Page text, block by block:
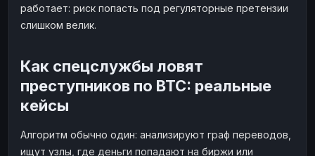
работает: риск попасть под регуляторные претензии
слишком велик.
Как спецслужбы ловят
преступников по BTC: реальные
кейсы
Алгоритм обычно один: анализируют граф переводов,
ищут узлы, где деньги попадают на биржи или